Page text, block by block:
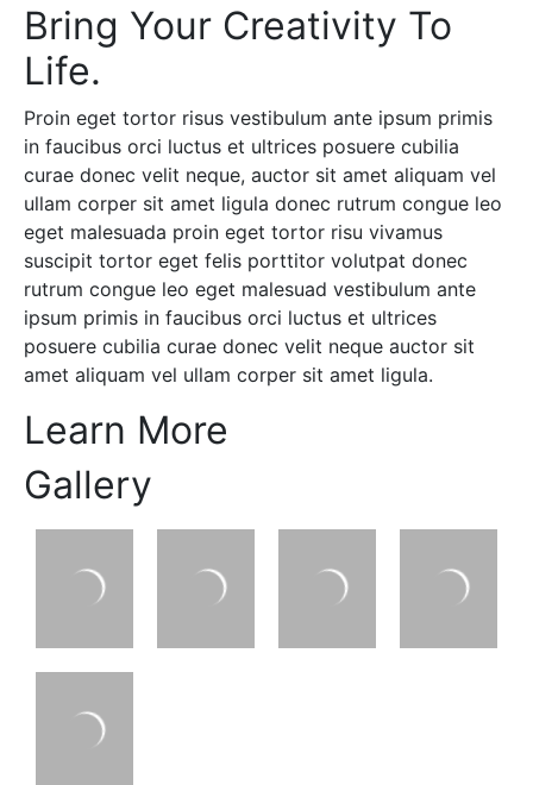
Bring Your Creativity To
Life.
Proin eget tortor risus vestibulum ante ipsum primis
in faucibus orci luctus et ultrices posuere cubilia
curae donec velit neque, auctor sit amet aliquam vel
ullam corper sit amet ligula donec rutrum congue leo
eget malesuada proin eget tortor risu vivamus
suscipit tortor eget felis porttitor volutpat donec
rutrum congue leo eget malesuad vestibulum ante
ipsum primis in faucibus orci luctus et ultrices
posuere cubilia curae donec velit neque auctor sit
amet aliquam vel ullam corper sit amet ligula.
Learn More
Gallery